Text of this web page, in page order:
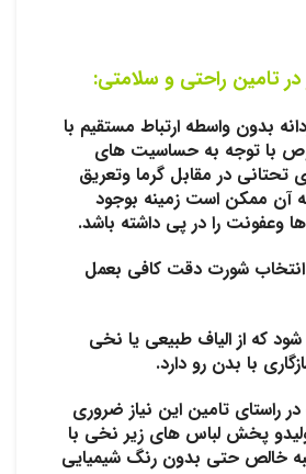
تامین راحتی و سلامتی:
بدون واسطه ارتباط مستقیم با
با توجه به حساسیت های
تحتانی در مقابل گرما وتعریق
آن ممکن است زمینه بوجود
وعفونت را در پی داشته باشد.
انتخاب شورت دقت کافی بعمل
شود که از الیاف طبیعی یا نخی
با بدن رو دارد.
راستای تامین این نیاز ضروری
پخش لباس های زیر نخی با
خالص حتی بدون رنگ شیمیایی